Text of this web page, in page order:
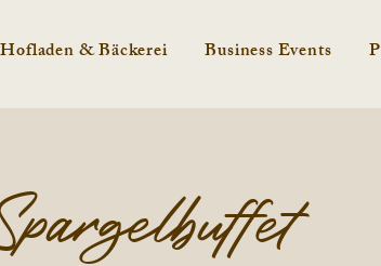
Hofladen & Bäckerei Business Events